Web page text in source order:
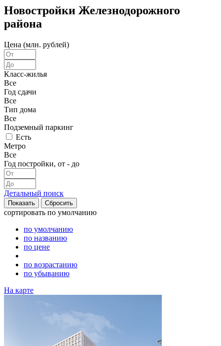
Новостройки Железнодорожного
района
Цена (млн. рублей)
Класс-жилья
Все
Год сдачи
Все
Тип дома
Все
Подземный паркинг
Есть
Метро
Все
Год постройки, от - до
Детальный поиск
сортировать по умолчанию
по умолчанию
по названию
по цене
по возрастанию
по убыванию
На карте